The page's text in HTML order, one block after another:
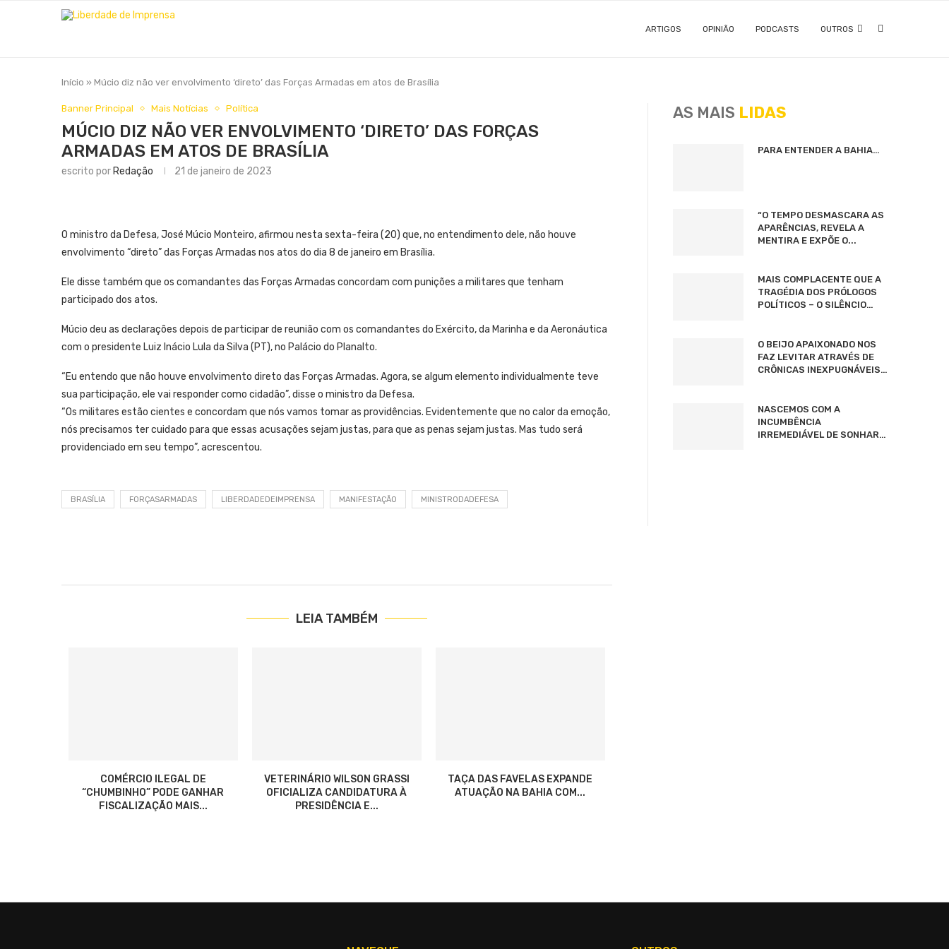
ARTIGOS OPINIÃO PODCASTS OUTROS
Início » Múcio diz não ver envolvimento ‘direto’ das Forças Armadas em atos de Brasília
Banner Principal Mais Notícias Política
MÚCIO DIZ NÃO VER ENVOLVIMENTO ‘DIRETO’ DAS FORÇAS
ARMADAS EM ATOS DE BRASÍLIA
escrito por Redação 21 de janeiro de 2023
O ministro da Defesa, José Múcio Monteiro, afirmou nesta sexta-feira (20) que, no entendimento dele, não houve
envolvimento “direto” das Forças Armadas nos atos do dia 8 de janeiro em Brasília.
Ele disse também que os comandantes das Forças Armadas concordam com punições a militares que tenham
participado dos atos.
Múcio deu as declarações depois de participar de reunião com os comandantes do Exército, da Marinha e da Aeronáutica
com o presidente Luiz Inácio Lula da Silva (PT), no Palácio do Planalto.
“Eu entendo que não houve envolvimento direto das Forças Armadas. Agora, se algum elemento individualmente teve
sua participação, ele vai responder como cidadão”, disse o ministro da Defesa.
“Os militares estão cientes e concordam que nós vamos tomar as providências. Evidentemente que no calor da emoção,
nós precisamos ter cuidado para que essas acusações sejam justas, para que as penas sejam justas. Mas tudo será
providenciado em seu tempo”, acrescentou.
BRASÍLIA FORÇASARMADAS LIBERDADEDEIMPRENSA MANIFESTAÇÃO MINISTRODADEFESA
LEIA TAMBÉM
COMÉRCIO ILEGAL DE
“CHUMBINHO” PODE GANHAR
FISCALIZAÇÃO MAIS...
VETERINÁRIO WILSON GRASSI
OFICIALIZA CANDIDATURA À
PRESIDÊNCIA E...
TAÇA DAS FAVELAS EXPANDE
ATUAÇÃO NA BAHIA COM...
AS MAIS LIDAS
PARA ENTENDER A BAHIA…
“O TEMPO DESMASCARA AS
APARÊNCIAS, REVELA A
MENTIRA E EXPÕE O...
MAIS COMPLACENTE QUE A
TRAGÉDIA DOS PRÓLOGOS
POLÍTICOS – O SILÊNCIO…
O BEIJO APAIXONADO NOS
FAZ LEVITAR ATRAVÉS DE
CRÔNICAS INEXPUGNÁVEIS…
NASCEMOS COM A
INCUMBÊNCIA
IRREMEDIÁVEL DE SONHAR…